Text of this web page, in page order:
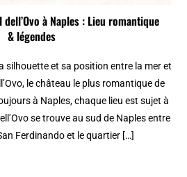
à Naples : Lieu romantique
& légendes
silhouette et sa position entre la mer et
le château le plus romantique de
à Naples, chaque lieu est sujet à
se trouve au sud de Naples entre
Ferdinando et le quartier […]